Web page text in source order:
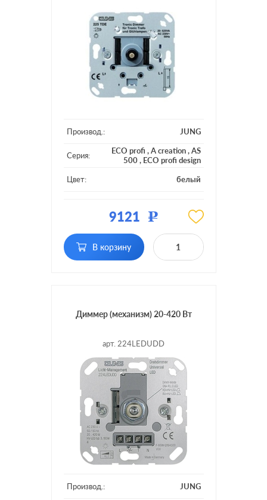
Производ.: JUNG
Серия: ECO profi ,A creation,AS
500, ECO profi design
Цвет:
белый
Включение:
поворотно-нажимной, с
возможностью
9121 Р
В корзину
Диммер (механизм) 20-420 Вт
арт. 224LEDUDD
Производ.: JUNG